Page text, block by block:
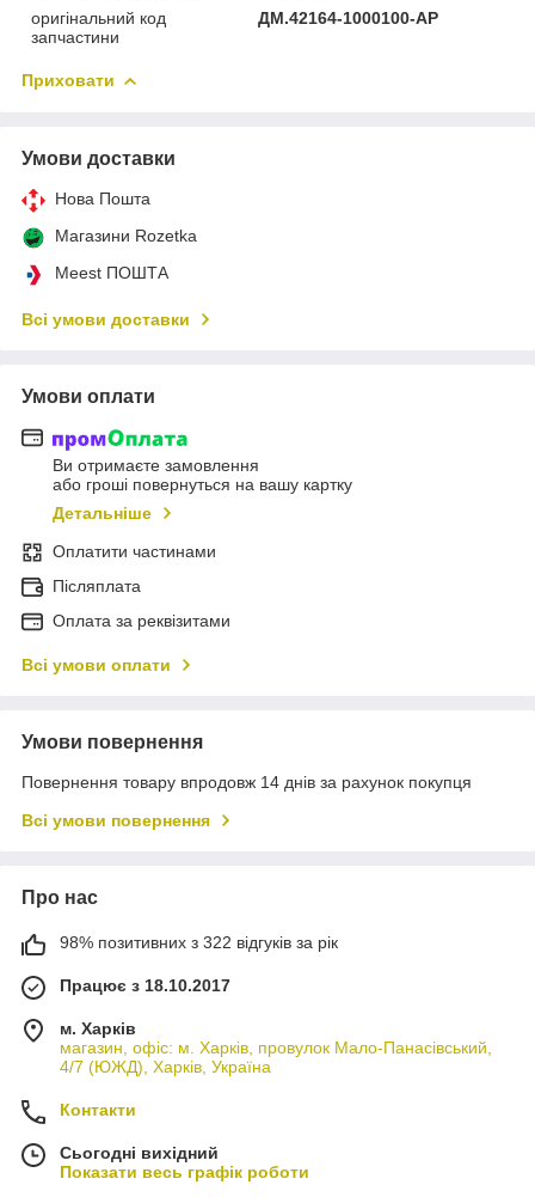
оригінальний код
запчастини
ДМ.42164-1000100-АР
Приховати
Умови доставки
Нова Пошта
Магазини Rozetka
Meest ПОШТА
Всі умови доставки
Умови оплати
Ви отримаєте замовлення
або гроші повернуться на вашу картку
Детальніше
Оплатити частинами
Післяплата
Оплата за реквізитами
Всі умови оплати
Умови повернення
Повернення товару впродовж 14 днів за рахунок покупця
Всі умови повернення
Про нас
98% позитивних з 322 відгуків за рік
Працює з 18.10.2017
м. Харків
магазин, офіс: м. Харків, провулок Мало-Панасівський,
4/7 (ЮЖД), Харків, Україна
Контакти
Сьогодні вихідний
Показати весь графік роботи